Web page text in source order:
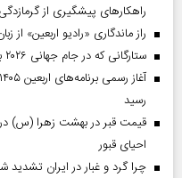
راهکارهای پیشگیری از گرمازدگی
راز ماندگاری «رادیو اربعین»
ستارگانی که در جام جهانی ۲۰۲۶ بازی نکردند
رسید
احیای قبور
چرا گرد و غبار در ایران تشدید